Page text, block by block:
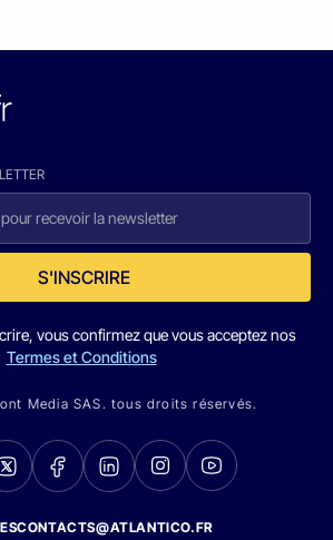
S'INSCRIRE
vous confirmez que vous acceptez nos
Termes et Conditions
Media SAS. tous droits réservés.